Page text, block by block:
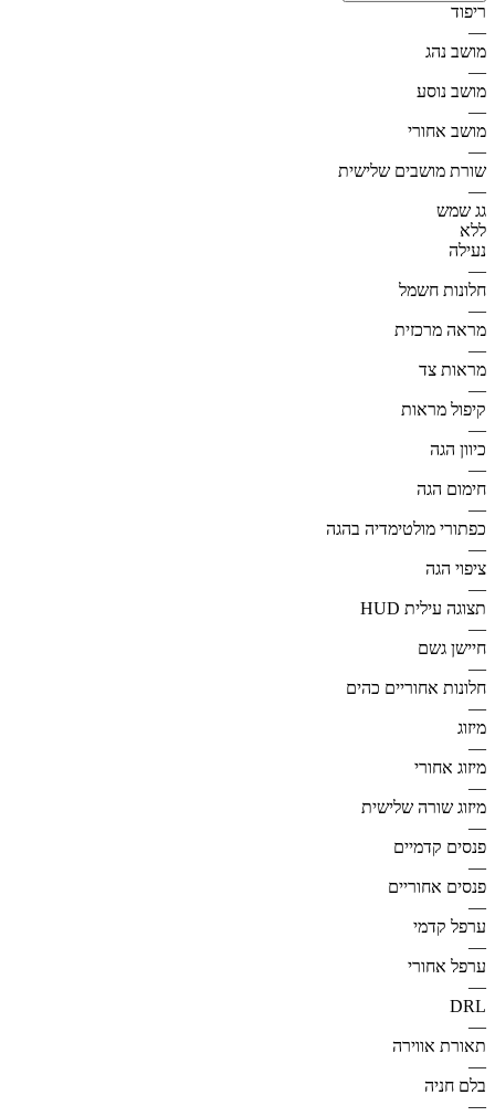
ריפוד
—
מושב נהג
—
מושב נוסע
—
מושב אחורי
—
שורת מושבים שלישית
—
גג שמש
ללא
נעילה
—
חלונות חשמל
—
מראה מרכזית
—
מראות צד
—
קיפול מראות
—
כיוון הגה
—
חימום הגה
—
כפתורי מולטימדיה בהגה
—
ציפוי הגה
—
תצוגה עילית HUD
—
חיישן גשם
—
חלונות אחוריים כהים
—
מיזוג
—
מיזוג אחורי
—
מיזוג שורה שלישית
—
פנסים קדמיים
—
פנסים אחוריים
—
ערפל קדמי
—
ערפל אחורי
—
DRL
—
תאורת אווירה
—
בלם חניה
—